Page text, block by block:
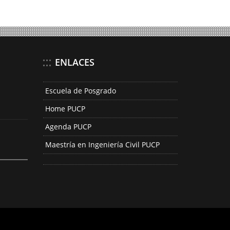
ENLACES
Escuela de Posgrado
Home PUCP
Agenda PUCP
Maestría en Ingeniería Civil PUCP